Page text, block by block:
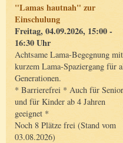
"Lamas hautnah" zur
Einschulung
Freitag, 04.09.2026, 15:00 -
16:30 Uhr
Achtsame Lama-Begegnung mit
kurzem Lama-Spaziergang für
Generationen.
* Barrierefrei * Auch für
und für Kinder ab 4 Jahren
geeignet *
Noch 8 Plätze frei (Stand vom
03.08.2026)